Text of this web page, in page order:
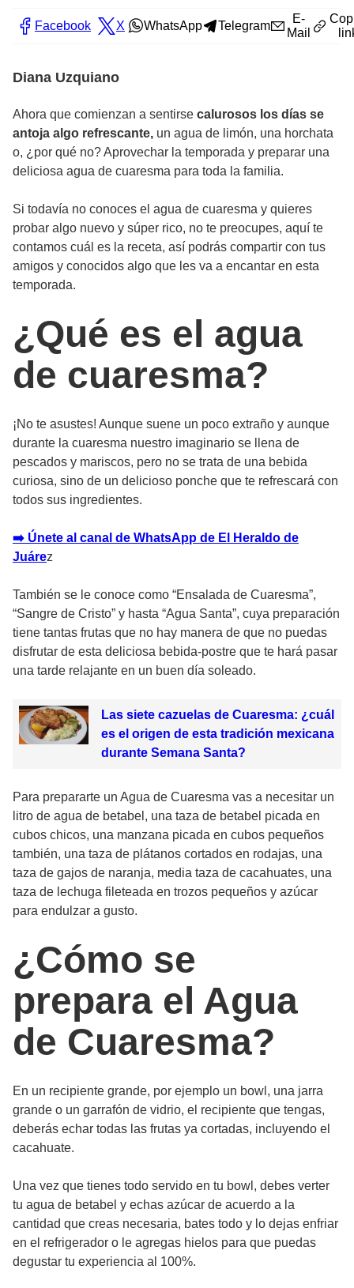
Facebook X WhatsApp Telegram
E-
Mail
Diana Uzquiano
Ahora que comienzan a sentirse calurosos los días se
antoja algo refrescante, un agua de limón, una horchata
o, ¿por qué no? Aprovechar la temporada y preparar una
deliciosa agua de cuaresma para toda la familia.
Si todavía no conoces el agua de cuaresma y quieres
probar algo nuevo y súper rico, no te preocupes, aquí te
contamos cuál es la receta, así podrás compartir con tus
amigos y conocidos algo que les va a encantar en esta
temporada.
¿Qué es el agua
de cuaresma?
¡No te asustes! Aunque suene un poco extraño y aunque
durante la cuaresma nuestro imaginario se llena de
pescados y mariscos, pero no se trata de una bebida
curiosa, sino de un delicioso ponche que te refrescará con
todos sus ingredientes.
➡️ Únete al canal de WhatsApp de El Heraldo de
Juárez
También se le conoce como “Ensalada de Cuaresma”,
“Sangre de Cristo” y hasta “Agua Santa”, cuya preparación
tiene tantas frutas que no hay manera de que no puedas
disfrutar de esta deliciosa bebida-postre que te hará pasar
una tarde relajante en un buen día soleado.
Las siete cazuelas de Cuaresma: ¿cuál
es el origen de esta tradición mexicana
durante Semana Santa?
Para prepararte un Agua de Cuaresma vas a necesitar un
litro de agua de betabel, una taza de betabel picada en
cubos chicos, una manzana picada en cubos pequeños
también, una taza de plátanos cortados en rodajas, una
taza de gajos de naranja, media taza de cacahuates, una
taza de lechuga fileteada en trozos pequeños y azúcar
para endulzar a gusto.
¿Cómo se
prepara el Agua
de Cuaresma?
En un recipiente grande, por ejemplo un bowl, una jarra
grande o un garrafón de vidrio, el recipiente que tengas,
deberás echar todas las frutas ya cortadas, incluyendo el
cacahuate.
Una vez que tienes todo servido en tu bowl, debes verter
tu agua de betabel y echas azúcar de acuerdo a la
cantidad que creas necesaria, bates todo y lo dejas enfriar
en el refrigerador o le agregas hielos para que puedas
degustar tu experiencia al 100%.